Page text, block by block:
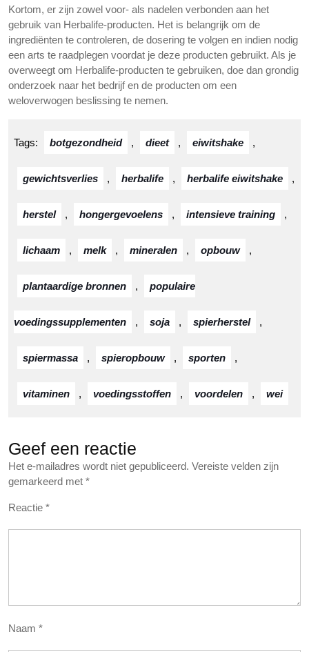
Kortom, er zijn zowel voor- als nadelen verbonden aan het
gebruik van Herbalife-producten. Het is belangrijk om de
ingrediënten te controleren, de dosering te volgen en indien nodig
een arts te raadplegen voordat je deze producten gebruikt. Als je
overweegt om Herbalife-producten te gebruiken, doe dan grondig
onderzoek naar het bedrijf en de producten om een
weloverwogen beslissing te nemen.
Tags: botgezondheid , dieet , eiwitshake ,
gewichtsverlies , herbalife , herbalife eiwitshake ,
herstel , hongergevoelens , intensieve training ,
lichaam , melk , mineralen , opbouw ,
plantaardige bronnen , populaire
voedingssupplementen , soja , spierherstel ,
spiermassa , spieropbouw , sporten ,
vitaminen , voedingsstoffen , voordelen , wei
Geef een reactie
Het e-mailadres wordt niet gepubliceerd. Vereiste velden zijn
gemarkeerd met *
Reactie *
Naam *